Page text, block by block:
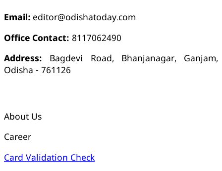
Email: editor@odishatoday.com
Office Contact: 8117062490
Address: Bagdevi Road, Bhanjanagar, Ganjam,
Odisha - 761126
About Us
Career
Card Validation Check